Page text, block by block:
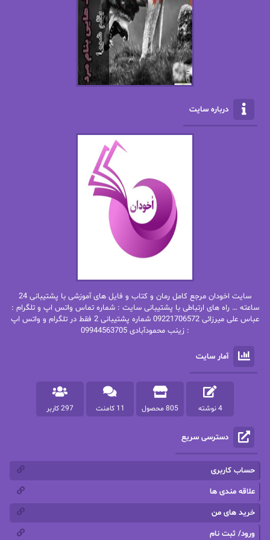
الف صاد
الکساندر دوما
الناز پاکپور‌
الناز محمدی
امیر فرهی
باران
بهار سلطانی
بهاره شیرازی
بهاره.م
بیتا فرخی
پاتریشیا ویلسون پرتو فرهمند
پرستو اسحقی
پرستو مهاجر
پرهام رسولی
پروانه قدیمی پروانه محمدی
پریسا شکور(طوفان خاموش)
پنلوپه وارد
تاران
درباره سایت
سایت اخودان مرجع کامل رمان و کتاب و فایل های آموزشی با پشتیبانی 24
ساعته … راه های ارتباطی با پشتیبانی سایت : شماره تماس واتس اپ و تلگرام :
عباس علی میرزائی 09221706572 شماره پشتیبانی 2 فقط در تلگرام و واتس اپ
: زینب محمودآبادی 09944563705
آمار سایت
4 نوشته 805 محصول 11 کامنت 297 کاربر
دسترسی سریع
حساب کاربری
علاقه مندی ها
خرید های من
ورود/ ثبت نام